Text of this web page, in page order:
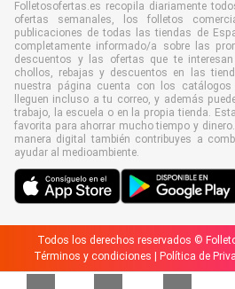
Folletosofertas.es recopila diariamente
ofertas semanales, los folletos
publicaciones de todas las tiendas de
completamente informado/a sobre las
descuentos y las ofertas que te
chollos, rebajas y descuentos en las
nuestra página cuenta con los
lleguen incluso a tu correo, y además
trabajo, la escuela o en la propia tienda.
favorita para ahorrar mucho tiempo y
manera digital también contribuyes a
ayudar al medioambiente.
Todos los derechos reservados ©
Términos y condiciones
Política de